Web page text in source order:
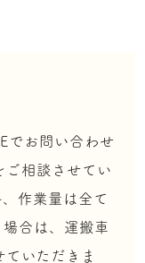
でお問い合わせ
ご相談させてい
作業量は全て
合は、運搬車
いただきま